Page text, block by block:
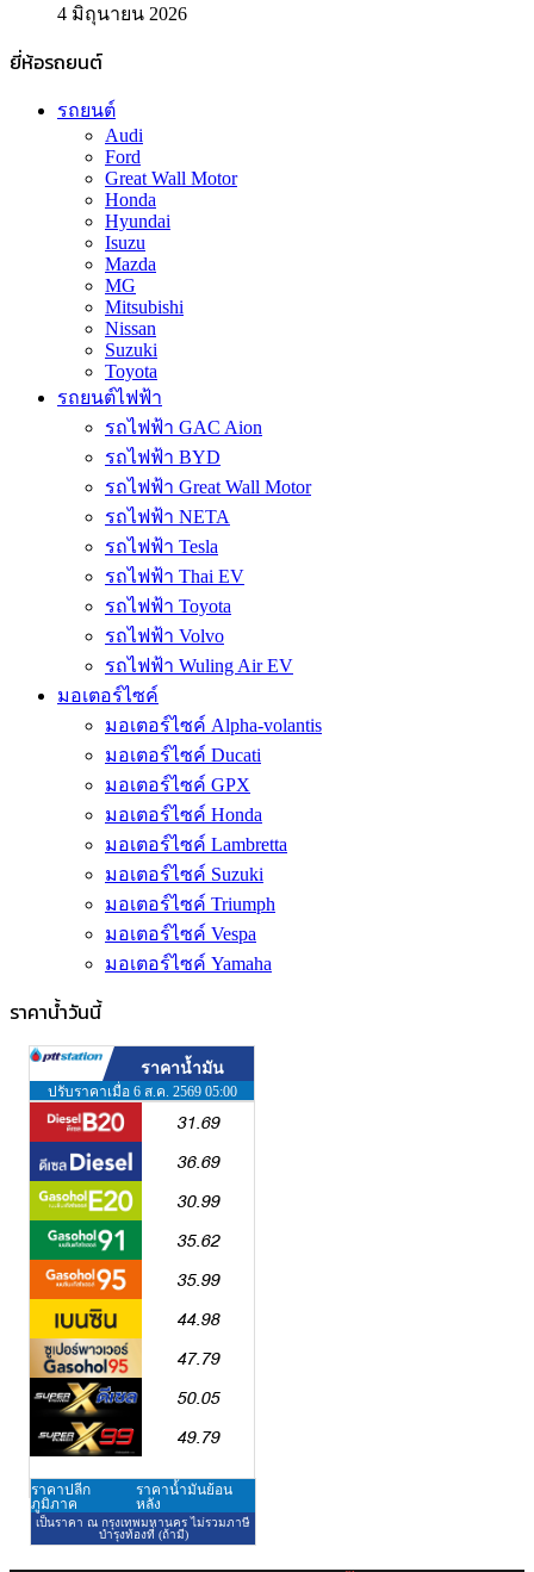
4 มิถุนายน 2026
ยี่ห้อรถยนต์
รถยนต์
Audi
Ford
Great Wall Motor
Honda
Hyundai
Isuzu
Mazda
MG
Mitsubishi
Nissan
Suzuki
Toyota
รถยนต์ไฟฟ้า
รถไฟฟ้า GAC Aion
รถไฟฟ้า BYD
รถไฟฟ้า Great Wall Motor
รถไฟฟ้า NETA
รถไฟฟ้า Tesla
รถไฟฟ้า Thai EV
รถไฟฟ้า Toyota
รถไฟฟ้า Volvo
รถไฟฟ้า Wuling Air EV
มอเตอร์ไซค์
มอเตอร์ไซค์ Alpha-volantis
มอเตอร์ไซค์ Ducati
มอเตอร์ไซค์ GPX
มอเตอร์ไซค์ Honda
มอเตอร์ไซค์ Lambretta
มอเตอร์ไซค์ Suzuki
มอเตอร์ไซค์ Triumph
มอเตอร์ไซค์ Vespa
มอเตอร์ไซค์ Yamaha
ราคาน้ำวันนี้